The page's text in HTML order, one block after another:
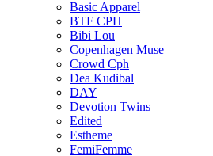
Basic Apparel
BTF CPH
Bibi Lou
Copenhagen Muse
Crowd Cph
Dea Kudibal
DAY
Devotion Twins
Edited
Estheme
FemiFemme